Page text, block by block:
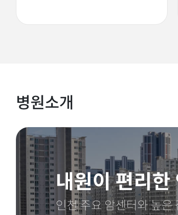
병원소개
내원이 편리
인천 주요 암센터와 높은